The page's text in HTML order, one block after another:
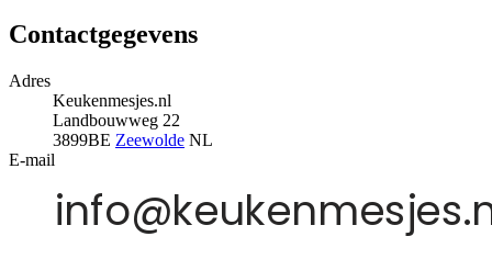
Contactgegevens
Adres
Keukenmesjes.nl
Landbouwweg 22
3899BE Zeewolde NL
E-mail